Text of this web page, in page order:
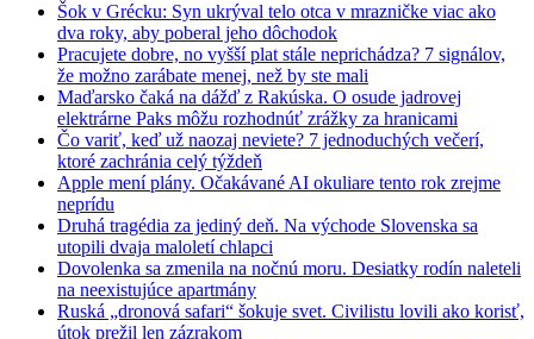
Šok v Grécku: Syn ukrýval telo otca v mrazničke viac ako
dva roky, aby poberal jeho dôchodok
Pracujete dobre, no vyšší plat stále neprichádza? 7 signálov,
že možno zarábate menej, než by ste mali
Maďarsko čaká na dážď z Rakúska. O osude jadrovej
elektrárne Paks môžu rozhodnúť zrážky za hranicami
Čo variť, keď už naozaj neviete? 7 jednoduchých večerí,
ktoré zachránia celý týždeň
Apple mení plány. Očakávané AI okuliare tento rok zrejme
neprídu
Druhá tragédia za jediný deň. Na východe Slovenska sa
utopili dvaja maloletí chlapci
Dovolenka sa zmenila na nočnú moru. Desiatky rodín naleteli
na neexistujúce apartmány
Ruská „dronová safari“ šokuje svet. Civilistu lovili ako korisť,
útok prežil len zázrakom